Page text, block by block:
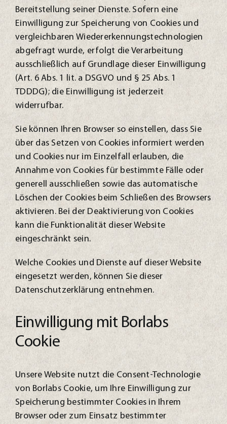
Bereitstellung seiner Dienste. Sofern eine
Einwilligung zur Speicherung von Cookies und
vergleichbaren Wiedererkennungstechnologien
abgefragt wurde, erfolgt die Verarbeitung
ausschließlich auf Grundlage dieser Einwilligung
(Art. 6 Abs. 1 lit. a DSGVO und § 25 Abs. 1
TDDDG); die Einwilligung ist jederzeit
widerrufbar.
Sie können Ihren Browser so einstellen, dass Sie
über das Setzen von Cookies informiert werden
und Cookies nur im Einzelfall erlauben, die
Annahme von Cookies für bestimmte Fälle oder
generell ausschließen sowie das automatische
Löschen der Cookies beim Schließen des Browsers
aktivieren. Bei der Deaktivierung von Cookies
kann die Funktionalität dieser Website
eingeschränkt sein.
Welche Cookies und Dienste auf dieser Website
eingesetzt werden, können Sie dieser
Datenschutzerklärung entnehmen.
Einwilligung mit Borlabs
Cookie
Unsere Website nutzt die Consent-Technologie
von Borlabs Cookie, um Ihre Einwilligung zur
Speicherung bestimmter Cookies in Ihrem
Browser oder zum Einsatz bestimmter